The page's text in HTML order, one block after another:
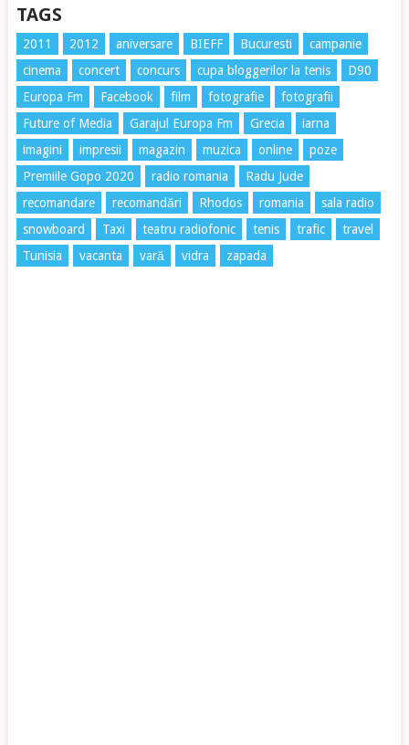
TAGS
2011 2012 aniversare BIEFF Bucuresti
campanie
cinema
concert concurs cupa bloggerilor la tenis
D90
Europa Fm
Facebook film fotografie
fotografii
Future of Media
Garajul Europa Fm Grecia
iarna
imagini
impresii magazin muzica online
poze
Premiile Gopo 2020
radio romania
Radu Jude
recomandare
recomandări Rhodos romania
sala radio
snowboard
Taxi teatru radiofonic tenis trafic
travel
Tunisia
vacanta vară vidra zapada